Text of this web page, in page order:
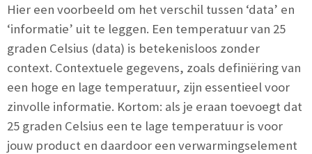
Hier een voorbeeld om het verschil tussen ‘data’ en
‘informatie’ uit te leggen. Een temperatuur van 25
graden Celsius (data) is betekenisloos zonder
context. Contextuele gegevens, zoals definiëring van
een hoge en lage temperatuur, zijn essentieel voor
zinvolle informatie. Kortom: als je eraan toevoegt dat
25 graden Celsius een te lage temperatuur is voor
jouw product en daardoor een verwarmingselement